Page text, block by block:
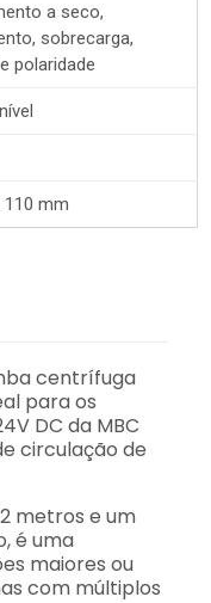
a seco,
sobrecarga,
polaridade
110 mm
centrífuga
para os
DC da MBC
circulação de
metros e um
é uma
maiores ou
com múltiplos